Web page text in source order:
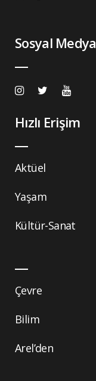
Sosyal Medya
Hızlı Erişim
Aktüel
Yaşam
Kültür-Sanat
Çevre
Bilim
Arel’den